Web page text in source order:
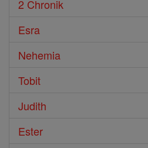
2 Chronik
Esra
Nehemia
Tobit
Judith
Ester